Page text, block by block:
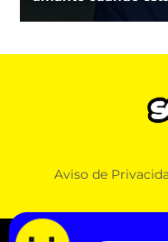
Aviso de